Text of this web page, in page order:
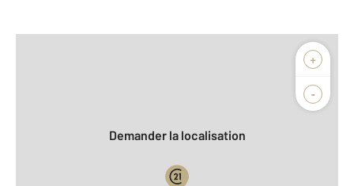
+
-
Biens vendus
Demander la localisation